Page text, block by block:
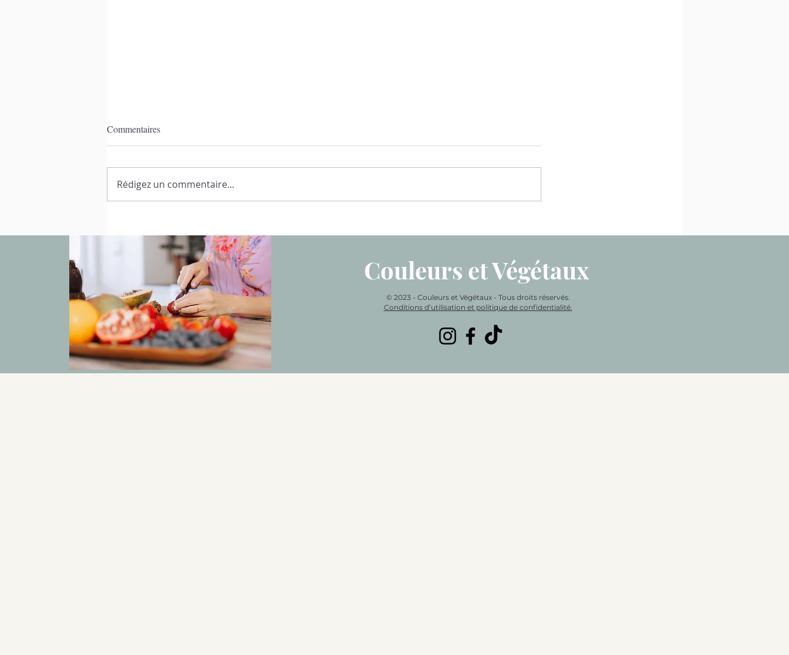
romarin
Smoothie orange & coco
caméline
Commentaires
Rédigez un commentaire...
Couleurs et Végétaux
© 2023 - Couleurs et Végétaux - Tous droits réservés.
Conditions d’utilisation et politique de confidentialité.